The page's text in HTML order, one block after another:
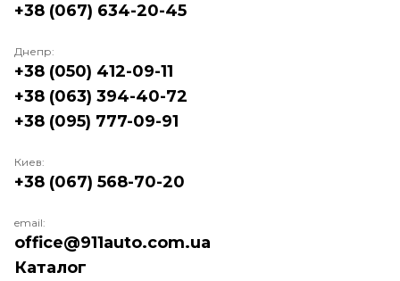
Каталог
+38 (067) 634-20-45
Днепр:
+38 (050) 412-09-11
+38 (063) 394-40-72
+38 (095) 777-09-91
Киев:
+38 (067) 568-70-20
email:
office@911auto.com.ua